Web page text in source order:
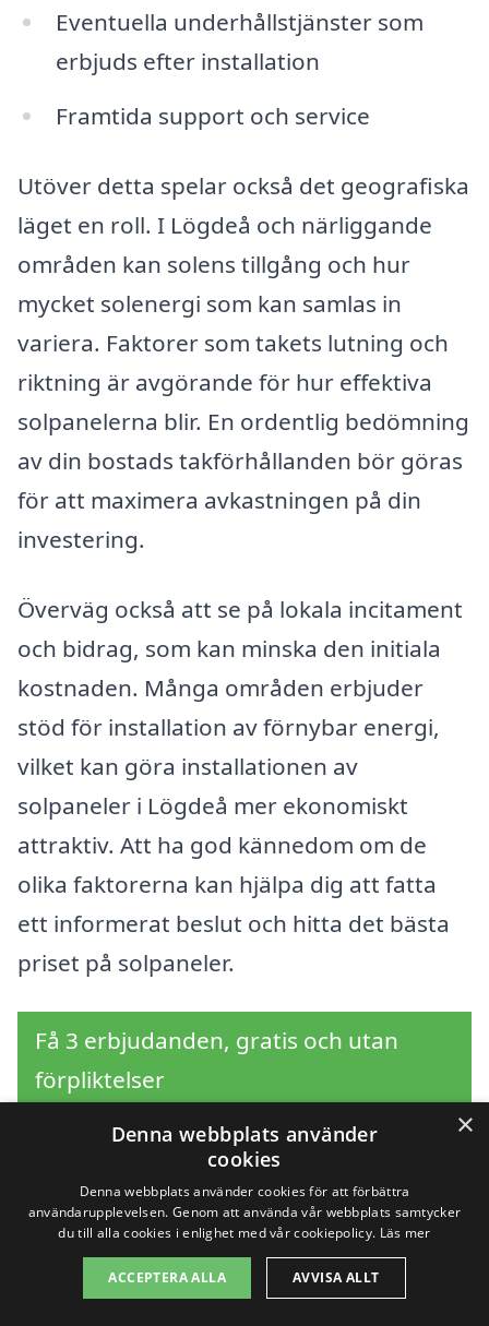
Eventuella underhållstjänster som
erbjuds efter installation
Framtida support och service
Utöver detta spelar också det geografiska
läget en roll. I Lögdeå och närliggande
områden kan solens tillgång och hur
mycket solenergi som kan samlas in
variera. Faktorer som takets lutning och
riktning är avgörande för hur effektiva
solpanelerna blir. En ordentlig bedömning
av din bostads takförhållanden bör göras
för att maximera avkastningen på din
investering.
Överväg också att se på lokala incitament
och bidrag, som kan minska den initiala
kostnaden. Många områden erbjuder
stöd för installation av förnybar energi,
vilket kan göra installationen av
solpaneler i Lögdeå mer ekonomiskt
attraktiv. Att ha god kännedom om de
olika faktorerna kan hjälpa dig att fatta
ett informerat beslut och hitta det bästa
priset på solpaneler.
Få 3 erbjudanden, gratis och utan
förpliktelser
Sök efter en
professionell för
solpaneler i andra
×
Denna webbplats använder
cookies
Denna webbplats använder cookies för att förbättra
användarupplevelsen. Genom att använda vår webbplats samtycker
du till alla cookies i enlighet med vår cookiepolicy. Läs mer
ACCEPTERA ALLA AVVISA ALLT